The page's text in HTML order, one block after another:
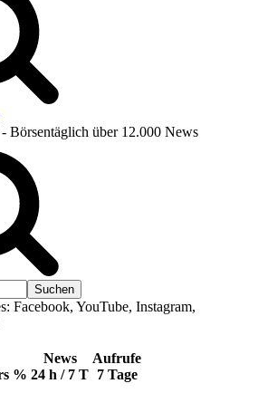
- Börsentäglich über 12.000 News
Facebook, YouTube, Instagram,
%
News
24 h / 7 T
Aufrufe
7 Tage